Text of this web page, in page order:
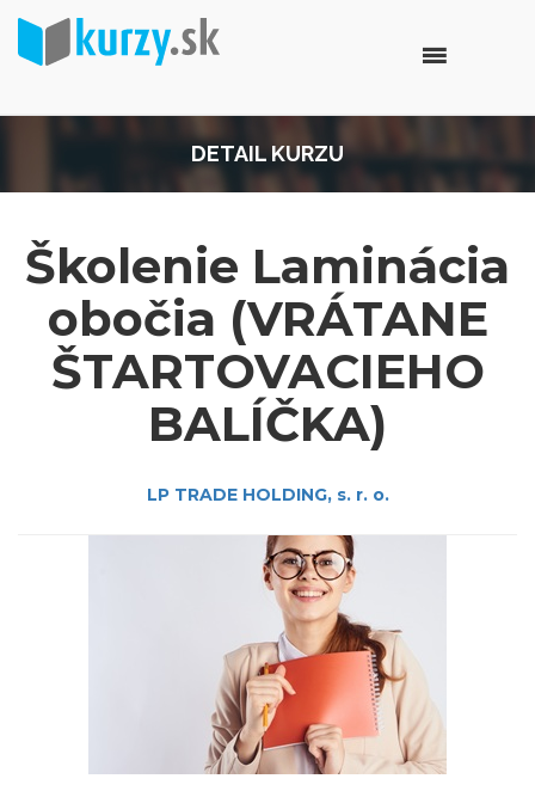
DETAIL KURZU
Školenie Laminácia
obočia (VRÁTANE
ŠTARTOVACIEHO
BALÍČKA)
LP TRADE HOLDING, s. r. o.